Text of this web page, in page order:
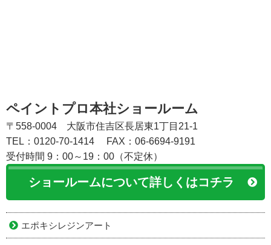
ペイントプロ本社ショールーム
〒558-0004 大阪市住吉区長居東1丁目21-1
TEL：0120-70-1414
FAX：06-6694-9191
受付時間 9：00～19：00（不定休）
ショールームについて詳しくはコチラ
エポキシレジンアート